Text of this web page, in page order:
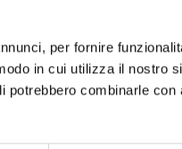
per fornire
in cui utilizza il nostro
combinarle